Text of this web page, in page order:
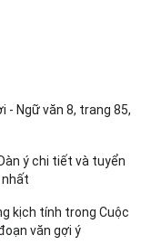
- Ngữ văn 8, trang 85,
ý chi tiết và tuyển
nhất
kịch tính trong Cuộc
văn gợi ý